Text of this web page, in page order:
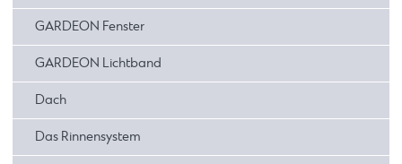
GARDEON Fenster
GARDEON Lichtband
Dach
Das Rinnensystem